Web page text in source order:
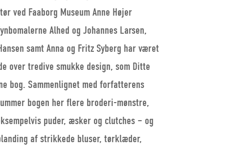
ved Faaborg Museum Anne Højer
Alhed og Johannes Larsen,
samt Anna og Fritz Syberg har været
over tredive smukke design, som Ditte
bog. Sammenlignet med forfatterens
bogen her flere broderi-mønstre,
puder, æsker og clutches – og
af strikkede bluser, tørklæder,